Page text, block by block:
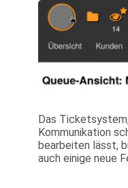
Das
Kommunikation
bearbeiten lässt,
auch einige neue